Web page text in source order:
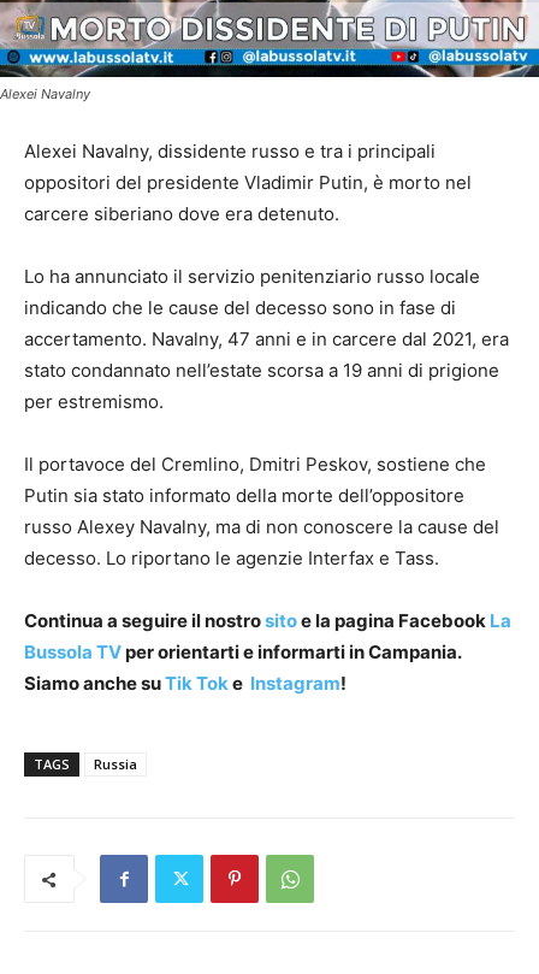
Alexei Navalny
Alexei Navalny, dissidente russo e tra i principali
oppositori del presidente Vladimir Putin, è morto nel
carcere siberiano dove era detenuto.
Lo ha annunciato il servizio penitenziario russo locale
indicando che le cause del decesso sono in fase di
accertamento. Navalny, 47 anni e in carcere dal 2021, era
stato condannato nell’estate scorsa a 19 anni di prigione
per estremismo.
Il portavoce del Cremlino, Dmitri Peskov, sostiene che
Putin sia stato informato della morte dell’oppositore
russo Alexey Navalny, ma di non conoscere la cause del
decesso. Lo riportano le agenzie Interfax e Tass.
Continua a seguire il nostrositoe la pagina Facebook La
Bussola TVper orientarti e informarti in Campania.
Siamo anche suTik Toke Instagram!
TAGS Russia